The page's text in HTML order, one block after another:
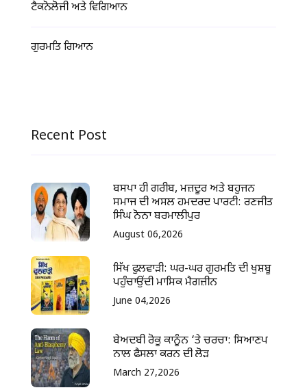
ਟੈਕਨੋਲੋਜੀ ਅਤੇ ਵਿਗਿਆਨ
ਗੁਰਮਤਿ ਗਿਆਨ
Recent Post
ਬਸਪਾ ਹੀ ਗਰੀਬ, ਮਜ਼ਦੂਰ ਅਤੇ ਬਹੁਜਨ
ਸਮਾਜ ਦੀ ਅਸਲ ਹਮਦਰਦ ਪਾਰਟੀ: ਰਣਜੀਤ
ਸਿੰਘ ਨੋਨਾ ਬਰਮਾਲੀਪੁਰ
August 06,2026
ਸਿੱਖ ਫੁਲਵਾੜੀ: ਘਰ-ਘਰ ਗੁਰਮਤਿ ਦੀ ਖੁਸ਼ਬੂ
ਪਹੁੰਚਾਉਂਦੀ ਮਾਸਿਕ ਮੈਗਜ਼ੀਨ
June 04,2026
ਬੇਅਦਬੀ ਰੋਕੂ ਕਾਨੂੰਨ ‘ਤੇ ਚਰਚਾ: ਸਿਆਣਪ
ਨਾਲ ਫੈਸਲਾ ਕਰਨ ਦੀ ਲੋੜ
March 27,2026